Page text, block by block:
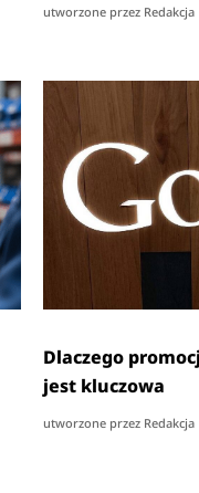
utworzone przez Redakcja
Dlaczego
jest kluczowa
utworzone przez Redakcja